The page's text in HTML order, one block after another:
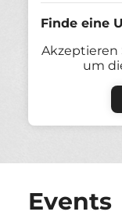
Finde eine
Akzeptieren
um
Events